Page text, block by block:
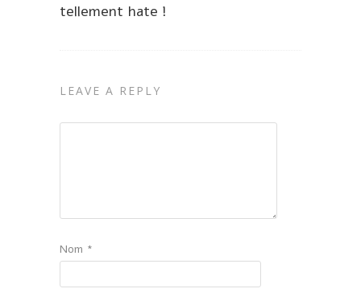
tellement hate !
LEAVE A REPLY
Nom *